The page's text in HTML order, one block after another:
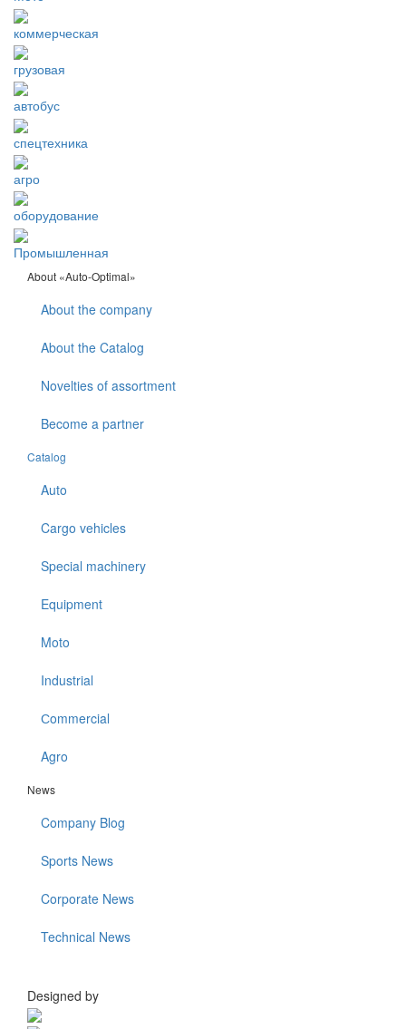
коммерческая
грузовая
автобус
спецтехника
агро
оборудование
Промышленная
About «Auto-Optimal»
About the company
About the Catalog
Novelties of assortment
Become a partner
Catalog
Auto
Cargo vehicles
Special machinery
Equipment
Moto
Industrial
Сommercial
Agro
News
Company Blog
Sports News
Corporate News
Technical News
Designed by